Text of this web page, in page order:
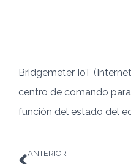
Bridgemeter IoT
centro de comando
función del estado del
Anterior
ANTERIOR